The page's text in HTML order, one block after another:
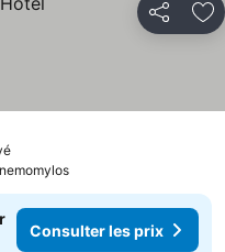
Partager
Consulter les prix
Consulter les prix